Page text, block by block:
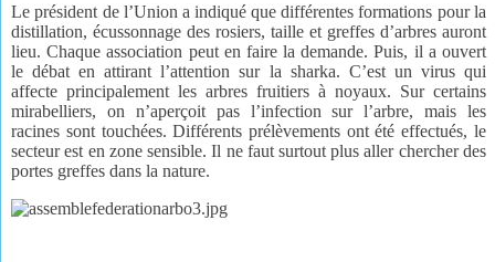
Le président de l’Union a indiqué que différentes formations pour la
distillation, écussonnage des rosiers, taille et greffes d’arbres auront
lieu. Chaque association peut en faire la demande. Puis, il a ouvert
le débat en attirant l’attention sur la sharka. C’est un virus qui
affecte principalement les arbres fruitiers à noyaux. Sur certains
mirabelliers, on n’aperçoit pas l’infection sur l’arbre, mais les
racines sont touchées. Différents prélèvements ont été effectués, le
secteur est en zone sensible. Il ne faut surtout plus aller chercher des
portes greffes dans la nature.